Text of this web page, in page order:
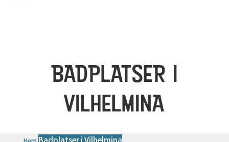
BADPLATSER I
VILHELMINA
Badplatser i Vilhelmina